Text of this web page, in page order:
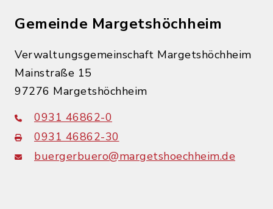
Gemeinde Margetshöchheim
Verwaltungsgemeinschaft Margetshöchheim
Mainstraße 15
97276 Margetshöchheim
0931 46862-0
0931 46862-30
buergerbuero@margetshoechheim.de